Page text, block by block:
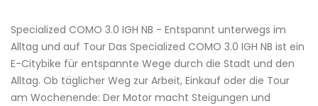
Specialized COMO 3.0 IGH NB - Entspannt unterwegs im
Alltag und auf Tour Das Specialized COMO 3.0 IGH NB ist ein
E-Citybike für entspannte Wege durch die Stadt und den
Alltag. Ob täglicher Weg zur Arbeit, Einkauf oder die Tour
am Wochenende: Der Motor macht Steigungen und